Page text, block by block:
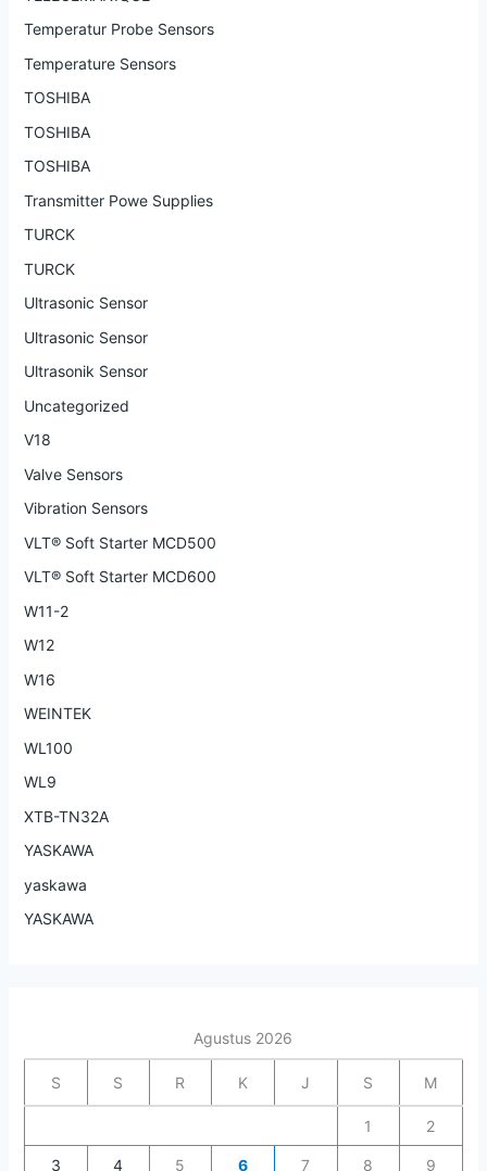
Temperatur Probe Sensors
Temperature Sensors
TOSHIBA
TOSHIBA
TOSHIBA
Transmitter Powe Supplies
TURCK
TURCK
Ultrasonic Sensor
Ultrasonic Sensor
Ultrasonik Sensor
Uncategorized
V18
Valve Sensors
Vibration Sensors
VLT® Soft Starter MCD500
VLT® Soft Starter MCD600
W11-2
W12
W16
WEINTEK
WL100
WL9
XTB-TN32A
YASKAWA
yaskawa
YASKAWA
Agustus 2026
S S R K J S M
1 2
3 4 5 6 7 8 9